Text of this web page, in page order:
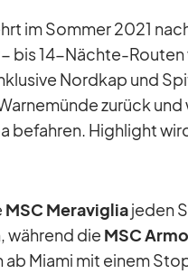
im Som­mer 2021
bis 14-Nächte-
Nord­kap und
zu­rück
be­fah­ren. High­light
MSC Me­ra­vi­gliaje­den
wäh­rend die MSC
Mi­ami mit ei­nem